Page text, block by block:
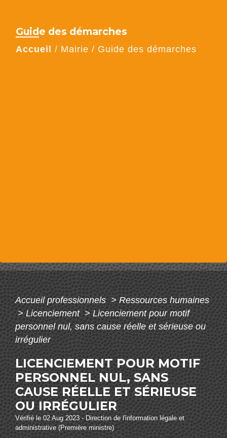
Guide des démarches
Accueil / Mairie / Guide des démarches
Accueil professionnels > Ressources humaines
> Licenciement > Licenciement pour motif
personnel nul, sans cause réelle et sérieuse ou
irrégulier
LICENCIEMENT POUR MOTIF
PERSONNEL NUL, SANS
CAUSE RÉELLE ET SÉRIEUSE
OU IRRÉGULIER
Vérifié le 02 Aug 2023 - Direction de l'information légale et
administrative (Première ministre)